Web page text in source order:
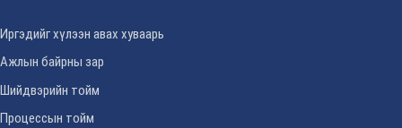
Иргэдийг хүлээн авах хуваарь
Ажлын байрны зар
Шийдвэрийн тойм
Процессын тойм